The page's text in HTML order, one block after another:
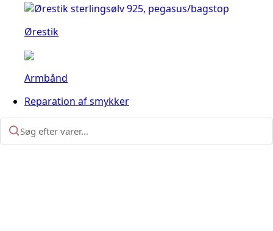
Ørestik
Armbånd
Reparation af smykker